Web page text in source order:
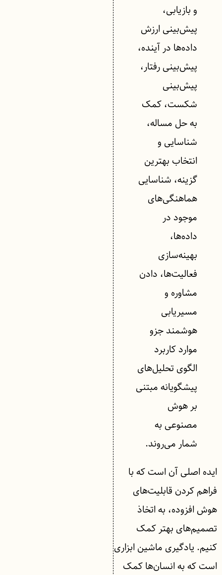
و بازیابی،
پیش‌بینی ارزش
داده‌ها در آینده،
پیش‌بینی رفتار،
پیش‌بینی
شکست، کمک
به حل مساله،
شناسایی و
انتخاب بهترین
گزینه، شناسایی
هماهنگی‌های
موجود در
داده‌ها،
بهینه‌سازی
فعالیت‌ها، دادن
مشاوره و
مسیریابی
هوشمند جزو
موارد کاربرد
الگوی تحلیل‌های
پیشگویانه مبتنی
بر هوش
مصنوعی به
شمار می‌روند.
ایده اصلی آن است که با
فراهم کردن قابلیت‌های
هوش افزوده، به اتخاذ
تصمیم‌های بهتر کمک
کنیم. یادگیری ماشین ابزاری
است که به انسان‌ها کمک